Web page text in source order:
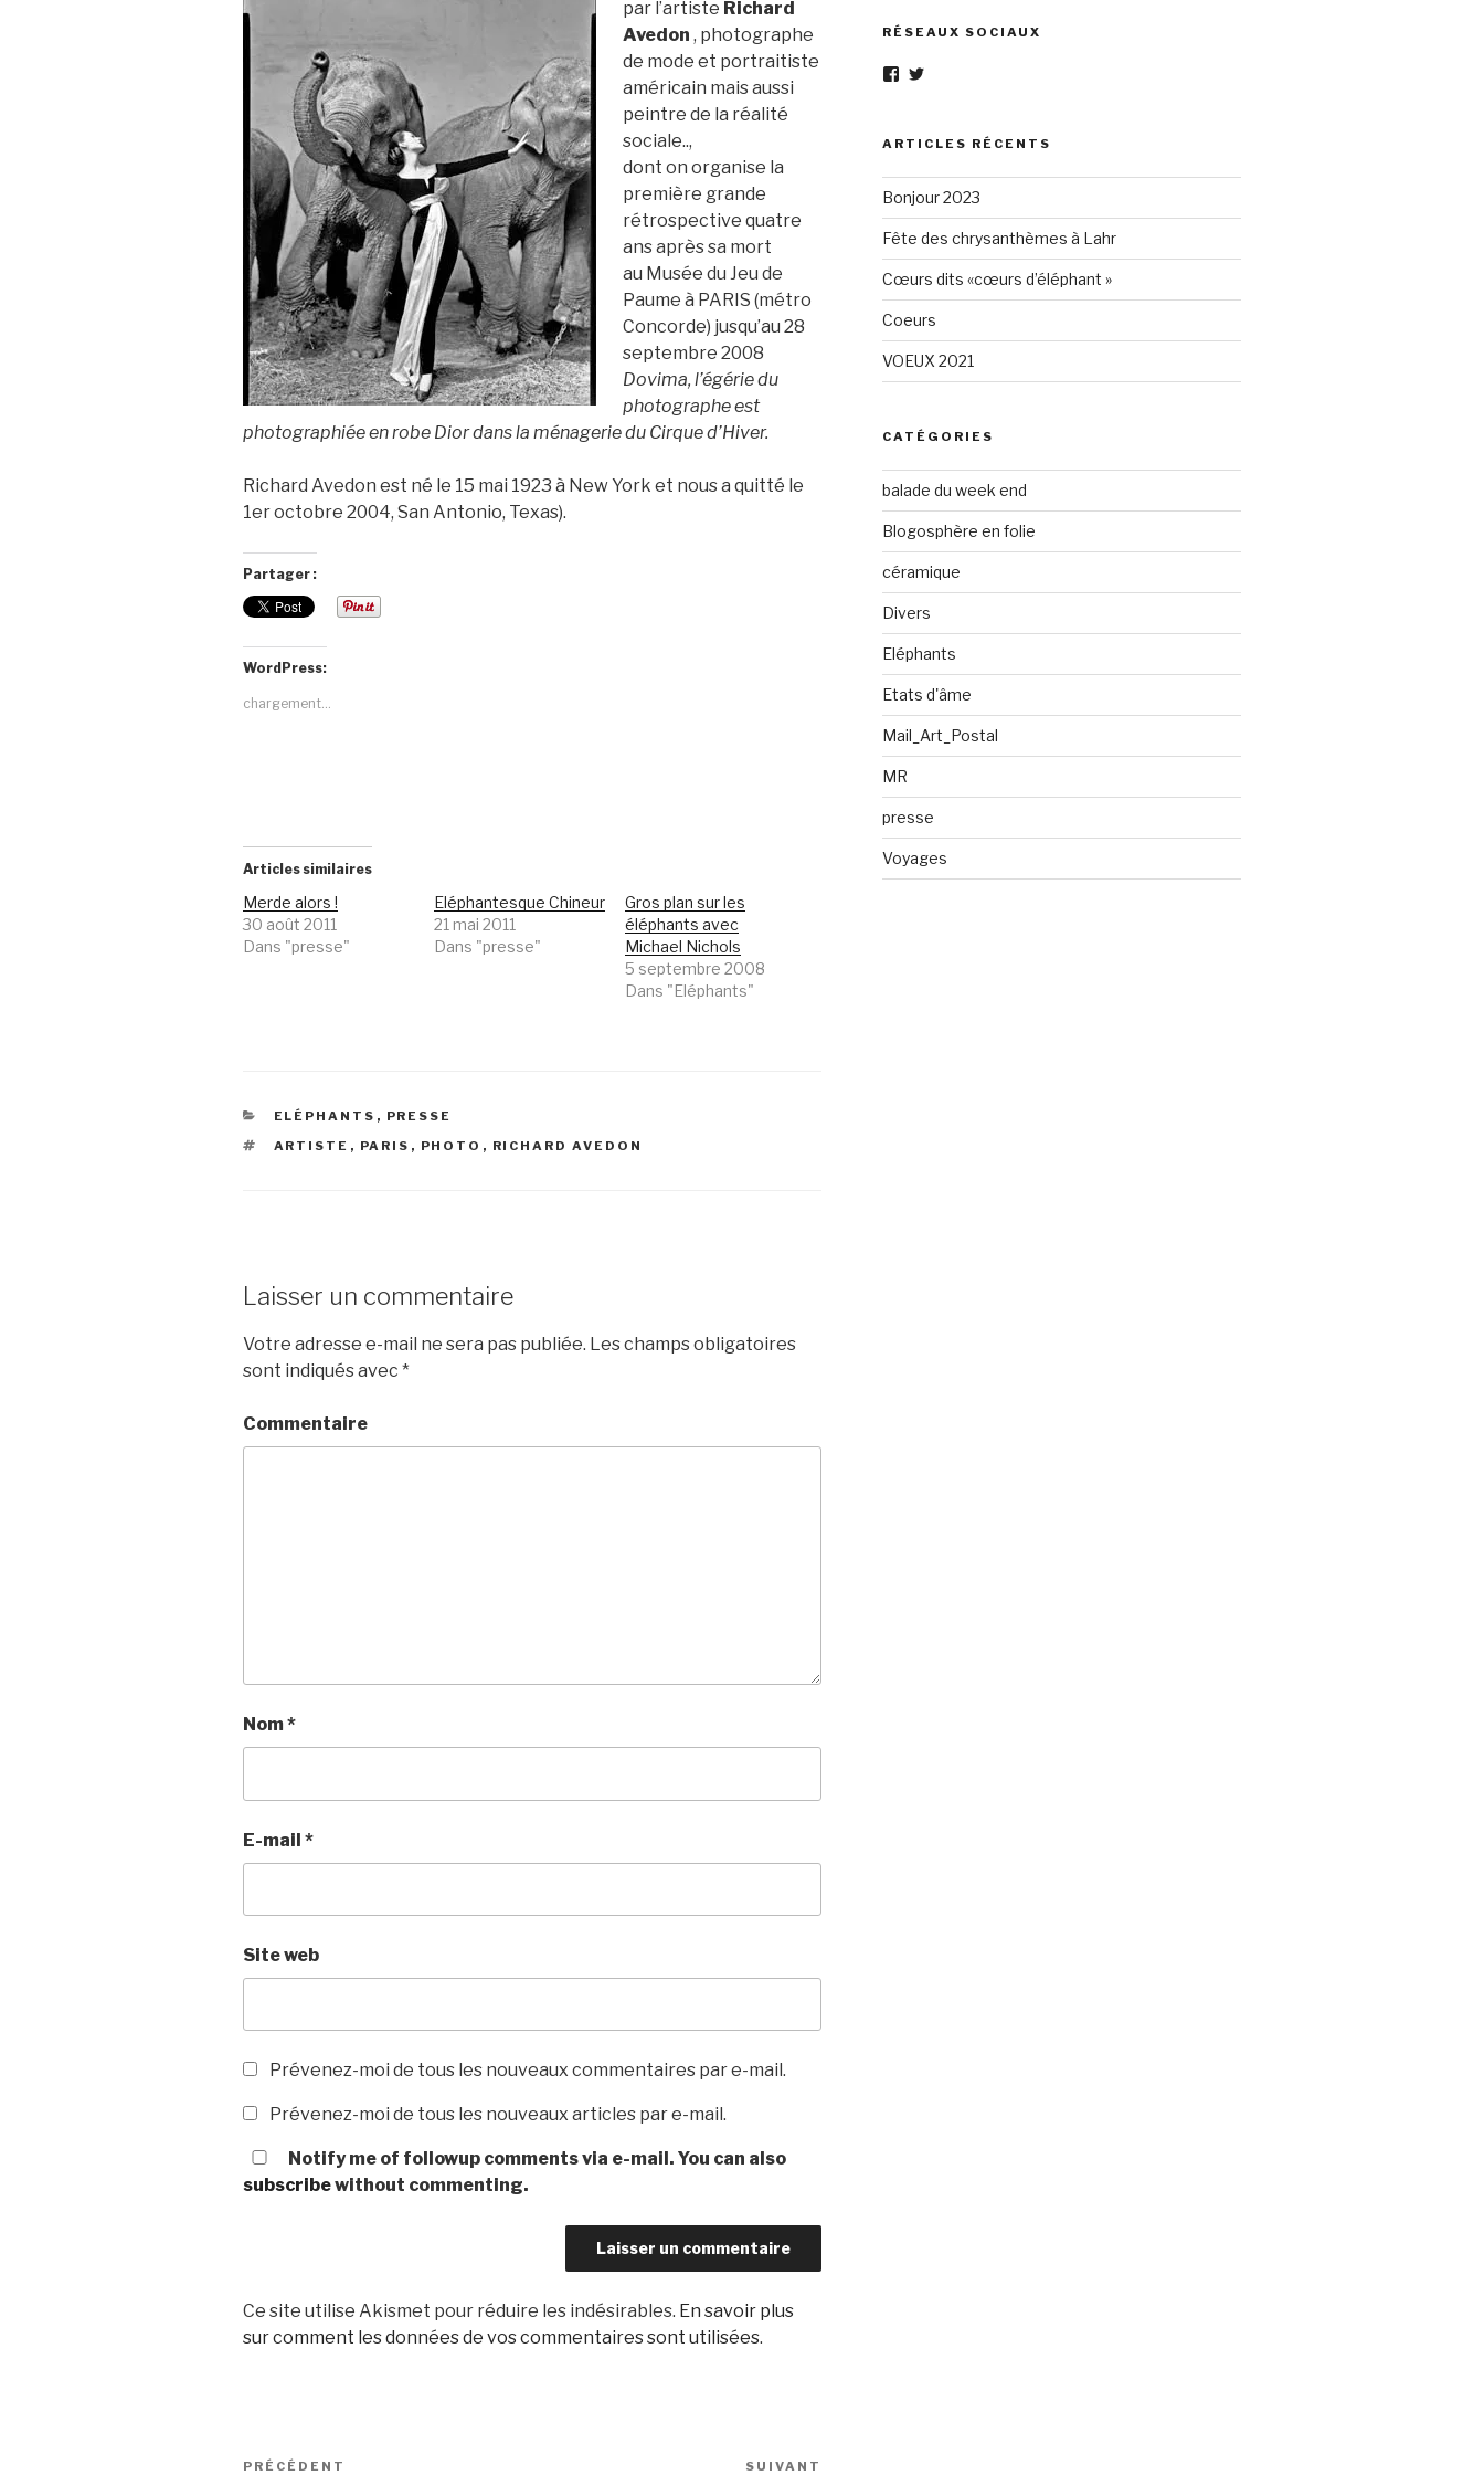
par l’artiste Richard
Avedon , photographe
de mode et portraitiste
américain mais aussi
peintre de la réalité
sociale..,
dont on organise la
première grande
rétrospective quatre
ans après sa mort
au Musée du Jeu de
Paume à PARIS (métro
Concorde) jusqu’au 28
septembre 2008
Dovima, l’égérie du
photographe est
photographiée en robe Dior dans la ménagerie du Cirque d’Hiver.
Richard Avedon est né le 15 mai 1923 à New York et nous a quitté le
1er octobre 2004, San Antonio, Texas).
Partager :
WordPress:
chargement…
Articles similaires
Merde alors !
30 août 2011
Dans "presse"
Eléphantesque Chineur
21 mai 2011
Dans "presse"
Gros plan sur les
éléphants avec
Michael Nichols
5 septembre 2008
Dans "Eléphants"
CATÉGORIES
ELÉPHANTS , PRESSE
ÉTIQUETTES
ARTISTE , PARIS , PHOTO , RICHARD AVEDON
Laisser un commentaire
Votre adresse e-mail ne sera pas publiée. Les champs obligatoires
sont indiqués avec *
Commentaire
Nom*
E-mail *
Site web
Prévenez-moi de tous les nouveaux commentaires par e-mail.
Prévenez-moi de tous les nouveaux articles par e-mail.
Notify me of followup comments via e-mail. You can also
subscribewithout commenting.
Ce site utilise Akismet pour réduire les indésirables. En savoir plus
sur comment les données de vos commentaires sont utilisées.
Navigation
Article
PRÉCÉDENT SUIVANT
RÉSEAUX SOCIAUX
Voir
Eléphant-
160596147294205
sur
Facebook
Voir
elephantgris
Twitter
ARTICLES RÉCENTS
Bonjour 2023
Fête des chrysanthèmes à Lahr
Cœurs dits «cœurs d’éléphant »
Coeurs
VOEUX 2021
CATÉGORIES
balade du week end
Blogosphère en folie
céramique
Divers
Eléphants
Etats d'âme
Mail_Art_Postal
MR
presse
Voyages